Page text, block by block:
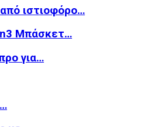
ιστιοφόρο…
Μπάσκετ…
για…